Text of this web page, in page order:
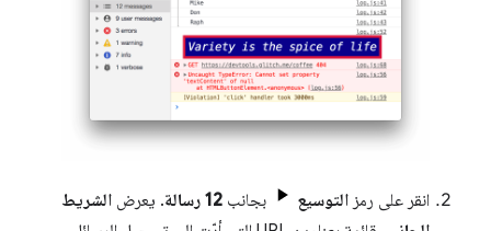
انقر على رمز التوسيع بجانب 12 رسالة . يعرض الشريط